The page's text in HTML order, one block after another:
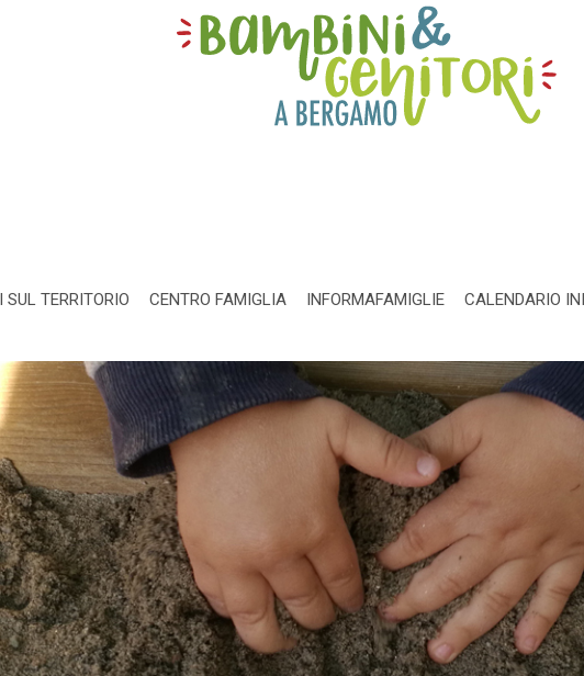
SUL TERRITORIO CENTRO FAMIGLIA INFORMAFAMIGLIE CALENDARIO